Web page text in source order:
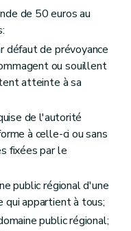
de 50 euros au
défaut de prévoyance
ou souillent
atteinte à sa
de l'autorité
à celle-ci ou sans
fixées par le
public régional d'une
qui appartient à tous;
public régional;